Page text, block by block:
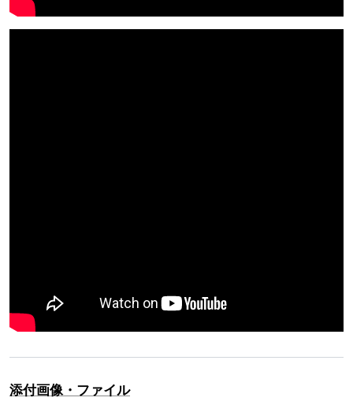
添付画像・ファイル